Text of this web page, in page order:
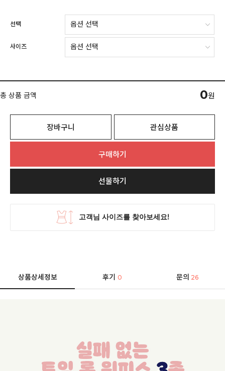
선택
사이즈
총 상품 금액 0원
장바구니 관심상품
구매하기
선물하기
상품상세정보 후기0 문의 26